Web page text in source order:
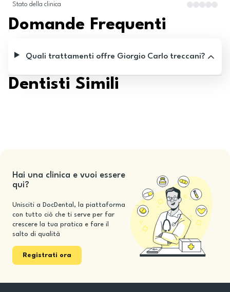
Stato della clinica
Domande Frequenti
Quali trattamenti offre Giorgio Carlo treccani?
Dentisti Simili
Hai una clinica e vuoi essere
qui?
Unisciti a DocDental, la piattaforma
con tutto ciò che ti serve per far
crescere la tua pratica e fare il
salto di qualità
Registrati ora